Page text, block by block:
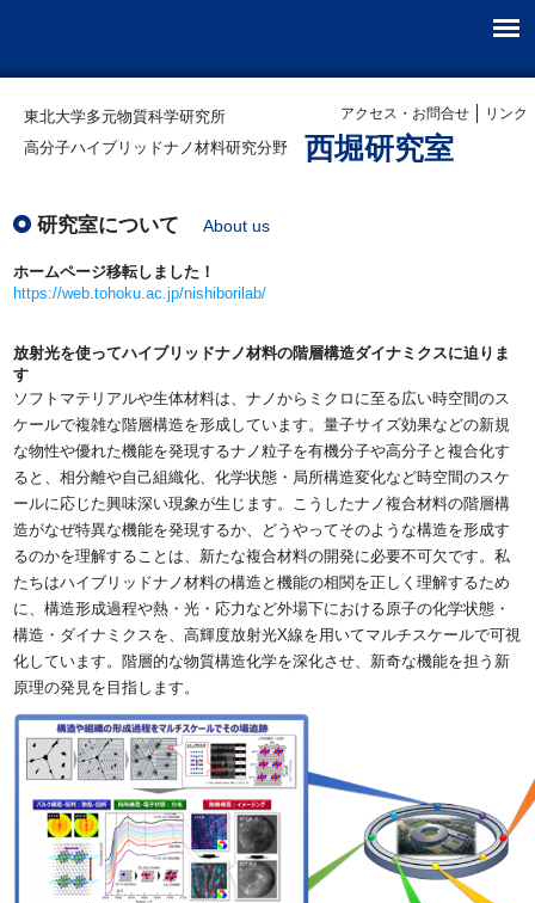
東北大学多元物質科学研究所
高分子ハイブリッドナノ材料研究分野
西堀研究室
アクセス・お問合せ リンク
研究室について About us
ホームページ移転しました！
https://web.tohoku.ac.jp/nishiborilab/
放射光を使ってハイブリッドナノ材料の階層構造ダイナミクスに迫りま
す
ソフトマテリアルや生体材料は、ナノからミクロに至る広い時空間のス
ケールで複雑な階層構造を形成しています。量子サイズ効果などの新規
な物性や優れた機能を発現するナノ粒子を有機分子や高分子と複合化す
ると、相分離や自己組織化、化学状態・局所構造変化など時空間のスケ
ールに応じた興味深い現象が生じます。こうしたナノ複合材料の階層構
造がなぜ特異な機能を発現するか、どうやってそのような構造を形成す
るのかを理解することは、新たな複合材料の開発に必要不可欠です。私
たちはハイブリッドナノ材料の構造と機能の相関を正しく理解するため
に、構造形成過程や熱・光・応力など外場下における原子の化学状態・
構造・ダイナミクスを、高輝度放射光X線を用いてマルチスケールで可視
化しています。階層的な物質構造化学を深化させ、新奇な機能を担う新
原理の発見を目指します。